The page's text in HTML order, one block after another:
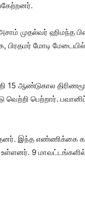
அசாம் முதல்வர்
பிரதமர் மோடி
15 ஆண்டுகால
வெற்றி பெற்றார்.
இந்த எண்ணிக்கை
9 மாவட்​டங்​களில்